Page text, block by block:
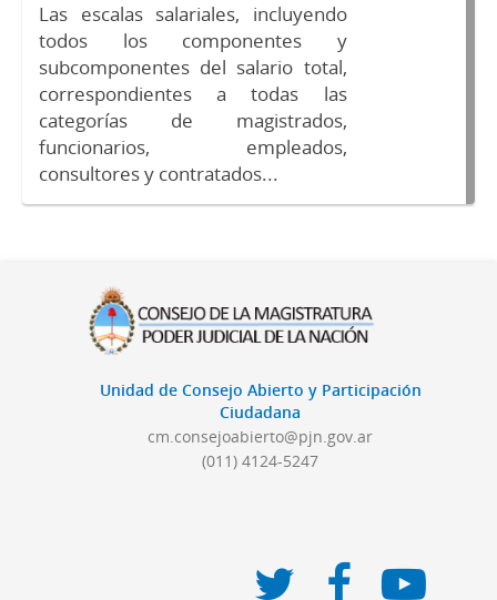
Las escalas salariales, incluyendo
todos los componentes y
subcomponentes del salario total,
correspondientes a todas las
categorías de magistrados,
funcionarios, empleados,
consultores y contratados...
Unidad de Consejo Abierto y Participación
Ciudadana
cm.consejoabierto@pjn.gov.ar
(011) 4124-5247